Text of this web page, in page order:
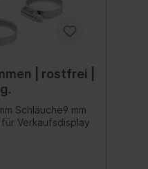
| rostfrei |
Schläuche9 mm
Verkaufsdisplay